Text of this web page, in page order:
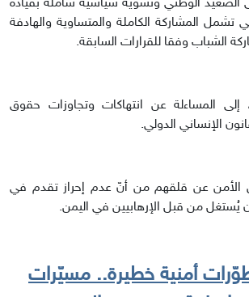
الصعيد الوطني وتسوية سياسية شاملة بقيادة
تشمل المشاركة الكاملة والمتساوية والهادفة
الشباب وفقا للقرارات السابقة.
إلى المساءلة عن انتهاكات وتجاوزات حقوق
الإنساني الدولي.
عن قلقهم من أنّ عدم إحراز تقدم في
يُستغل من قبل الإرهابيين في اليمن.
أمنية خطيرة.. مسيّرات